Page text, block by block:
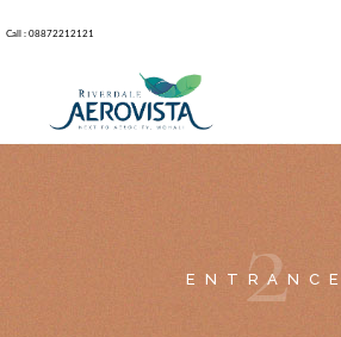
Call : 08872212121
2
ENTRANCE